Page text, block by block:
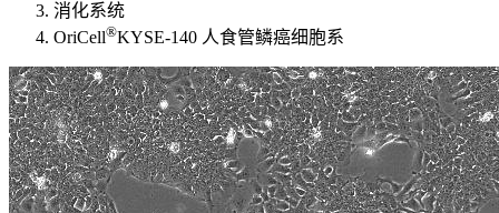
消化系统
OriCell®KYSE-140 人食管鳞癌细胞系